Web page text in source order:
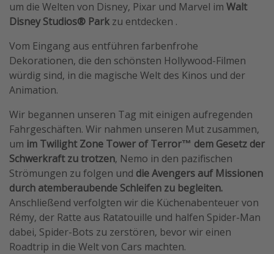
um die Welten von Disney, Pixar und Marvel im Walt
Disney Studios® Park zu entdecken .
Vom Eingang aus entführen farbenfrohe
Dekorationen, die den schönsten Hollywood-Filmen
würdig sind, in die magische Welt des Kinos und der
Animation.
Wir begannen unseren Tag mit einigen aufregenden
Fahrgeschäften. Wir nahmen unseren Mut zusammen,
um im Twilight Zone Tower of Terror™️ dem Gesetz der
Schwerkraft zu trotzen, Nemo in den pazifischen
Strömungen zu folgen und die Avengers auf Missionen
durch atemberaubende Schleifen zu begleiten.
Anschließend verfolgten wir die Küchenabenteuer von
Rémy, der Ratte aus Ratatouille und halfen Spider-Man
dabei, Spider-Bots zu zerstören, bevor wir einen
Roadtrip in die Welt von Cars machten.